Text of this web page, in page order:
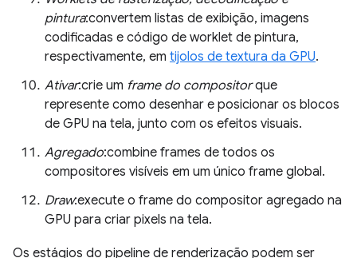
pintura:convertem listas de exibição, imagens
codificadas e código de worklet de pintura,
respectivamente, em tijolos de textura da GPU.
Ativar:crie um frame do compositorque
represente como desenhar e posicionar os blocos
de GPU na tela, junto com os efeitos visuais.
Agregado:combine frames de todos os
compositores visíveis em um único frame global.
Draw:execute o frame do compositor agregado na
GPU para criar pixels na tela.
Os estágios do pipeline de renderização podem ser